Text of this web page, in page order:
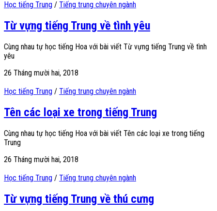
Học tiếng Trung / Tiếng trung chuyên ngành
Từ vựng tiếng Trung về tình yêu
Cùng nhau tự học tiếng Hoa với bài viết Từ vựng tiếng Trung về tình
yêu
26 Tháng mười hai, 2018
Học tiếng Trung / Tiếng trung chuyên ngành
Tên các loại xe trong tiếng Trung
Cùng nhau tự học tiếng Hoa với bài viết Tên các loại xe trong tiếng
Trung
26 Tháng mười hai, 2018
Học tiếng Trung / Tiếng trung chuyên ngành
Từ vựng tiếng Trung về thú cưng